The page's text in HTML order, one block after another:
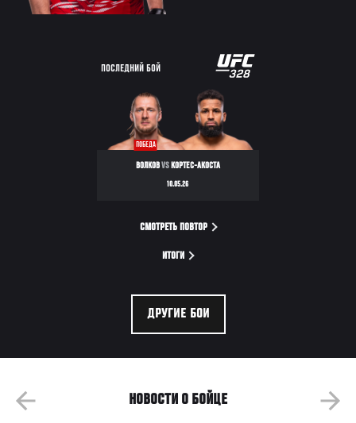
ПОСЛЕДНИЙ БОЙ
ПОБЕДА
ВОЛКОВVSКОРТЕС-АКОСТА
10.05.26
СМОТРЕТЬ ПОВТОР
ИТОГИ
ДРУГИЕ БОИ
НОВОСТИ О БОЙЦЕ